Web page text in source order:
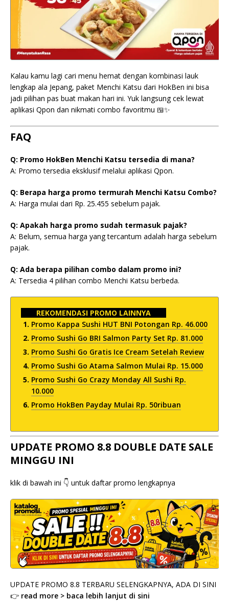
Kalau kamu lagi cari menu hemat dengan kombinasi lauk
lengkap ala Jepang, paket Menchi Katsu dari HokBen ini bisa
jadi pilihan pas buat makan hari ini. Yuk langsung cek lewat
aplikasi Qpon dan nikmati combo favoritmu 🍱✨
FAQ
Q: Promo HokBen Menchi Katsu tersedia di mana?
A: Promo tersedia eksklusif melalui aplikasi Qpon.
Q: Berapa harga promo termurah Menchi Katsu Combo?
A: Harga mulai dari Rp. 25.455 sebelum pajak.
Q: Apakah harga promo sudah termasuk pajak?
A: Belum, semua harga yang tercantum adalah harga sebelum
pajak.
Q: Ada berapa pilihan combo dalam promo ini?
A: Tersedia 4 pilihan combo Menchi Katsu berbeda.
REKOMENDASI PROMO LAINNYA
Promo Kappa Sushi HUT BNI Potongan Rp. 46.000
Promo Sushi Go BRI Salmon Party Set Rp. 81.000
Promo Sushi Go Gratis Ice Cream Setelah Review
Promo Sushi Go Atama Salmon Mulai Rp. 15.000
Promo Sushi Go Crazy Monday All Sushi Rp.
10.000
Promo HokBen Payday Mulai Rp. 50ribuan
UPDATE PROMO 8.8 DOUBLE DATE SALE
MINGGU INI
klik di bawah ini 👇 untuk daftar promo lengkapnya
UPDATE PROMO 8.8 TERBARU SELENGKAPNYA, ADA DI SINI
👉 read more > baca lebih lanjut di sini